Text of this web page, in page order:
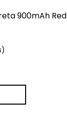
900mAh Red